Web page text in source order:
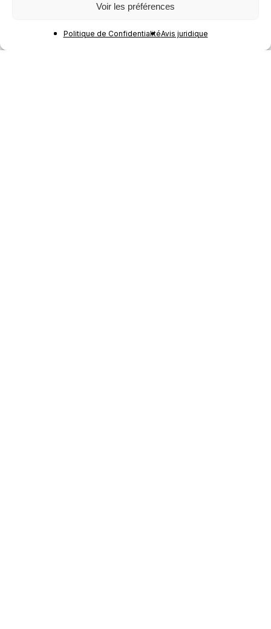
Voir les préférences
Politique de ConfidentialitéAvis juridique